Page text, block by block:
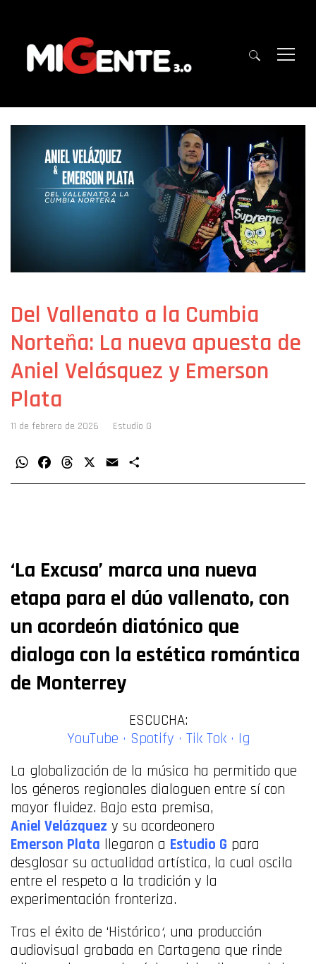
Del Vallenato a la Cumbia
Norteña: La nueva apuesta de
Aniel Velásquez y Emerson
Plata
11 de febrero de 2026 Estudio G
WhatsAppFacebookThreads Email
‘La Excusa’ marca una nueva
etapa para el dúo vallenato, con
un acordeón diatónico que
dialoga con la estética romántica
de Monterrey
ESCUCHA:
YouTube · Spotify · Tik Tok · Ig
La globalización de la música ha permitido que
los géneros regionales dialoguen entre sí con
mayor fluidez. Bajo esta premisa,
Aniel Velázquez y su acordeonero
Emerson Plata llegaron a Estudio G para
desglosar su actualidad artística, la cual oscila
entre el respeto a la tradición y la
experimentación fronteriza.
Tras el éxito de ‘Histórico‘, una producción
audiovisual grabada en Cartagena que rinde